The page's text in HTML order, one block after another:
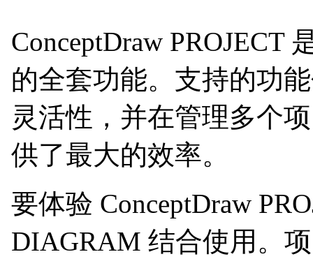
ConceptDraw
的全套功能。支持的功
灵活性，并在管理多个
供了最大的效率。
要体验 ConceptDraw
DIAGRAM 结合使用。